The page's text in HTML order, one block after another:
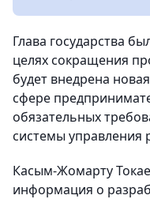
Глава государства
целях сокращения
будет внедрена
сфере
обязательных
системы управления
Касым-Жомарту
информация о